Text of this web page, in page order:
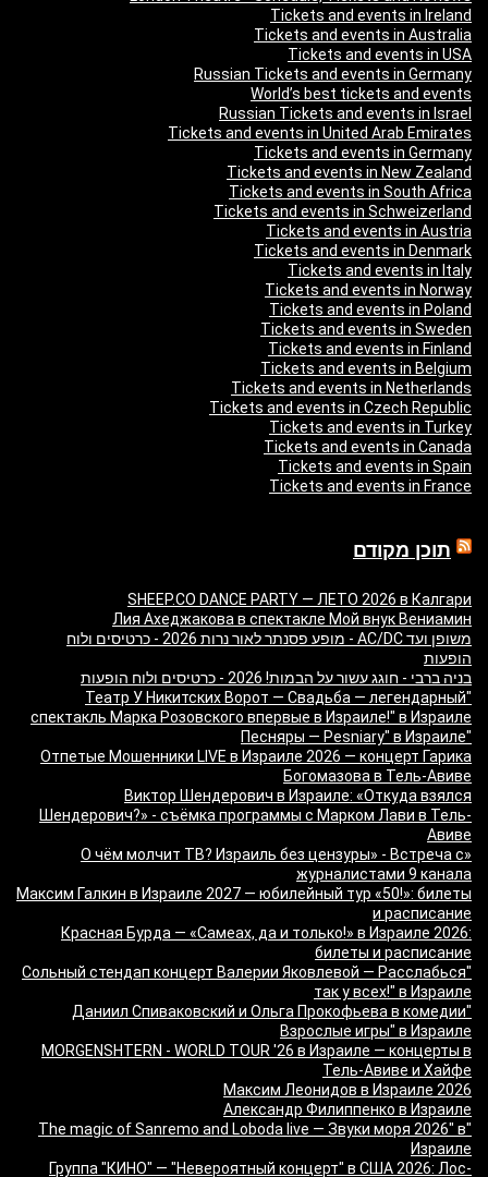
Tickets and events in Ireland
Tickets and events in Australia
Tickets and events in USA
Russian Tickets and events in Germany
World’s best tickets and events
Russian Tickets and events in Israel
Tickets and events in United Arab Emirates
Tickets and events in Germany
Tickets and events in New Zealand
Tickets and events in South Africa
Tickets and events in Schweizerland
Tickets and events in Austria
Tickets and events in Denmark
Tickets and events in Italy
Tickets and events in Norway
Tickets and events in Poland
Tickets and events in Sweden
Tickets and events in Finland
Tickets and events in Belgium
Tickets and events in Netherlands
Tickets and events in Czech Republic
Tickets and events in Turkey
Tickets and events in Canada
Tickets and events in Spain
Tickets and events in France
תוכן מקודם
SHEEP.CO DANCE PARTY — ЛЕТО 2026 в Калгари
Лия Ахеджакова в спектакле Мой внук Вениамин
משופן ועד AC/DC - מופע פסנתר לאור נרות 2026 - כרטיסים ולוח
הופעות
בניה ברבי - חוגג עשור על הבמות! 2026 - כרטיסים ולוח הופעות
"Театр У Никитских Ворот — Свадьба — легендарный
спектакль Марка Розовского впервые в Израиле!" в Израиле
"Песняры — Pesniary" в Израиле
Отпетые Мошенники LIVE в Израиле 2026 — концерт Гарика
Богомазова в Тель-Авиве
Виктор Шендерович в Израиле: «Откуда взялся
Шендерович?» - съёмка программы с Марком Лави в Тель-
Авиве
«О чём молчит ТВ? Израиль без цензуры» - Встреча с
журналистами 9 канала
Максим Галкин в Израиле 2027 — юбилейный тур «50!»: билеты
и расписание
Красная Бурда — «Самеах, да и только!» в Израиле 2026:
билеты и расписание
"Сольный стендап концерт Валерии Яковлевой — Расслабься
так у всех!" в Израиле
"Даниил Спиваковский и Ольга Прокофьева в комедии
Взрослые игры" в Израиле
MORGENSHTERN - WORLD TOUR '26 в Израиле — концерты в
Тель-Авиве и Хайфе
Максим Леонидов в Израиле 2026
Александр Филиппенко в Израиле
"The magic of Sanremo and Loboda live — Звуки моря 2026" в
Израиле
Группа "КИНО" — "Невероятный концерт" в США 2026: Лос-